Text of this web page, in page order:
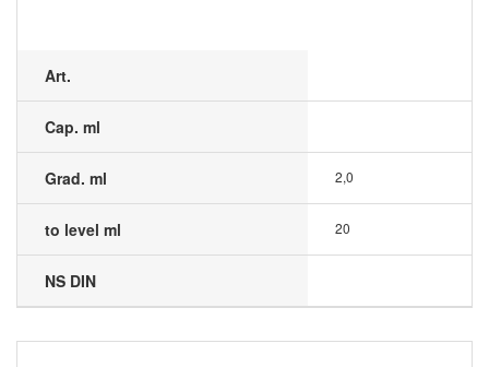
Art.
Cap. ml
Grad. ml 2,0
to level ml 20
NS DIN